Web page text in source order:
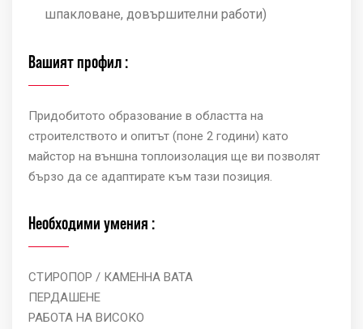
шпакловане, довършителни работи)
Вашият профил :
Придобитото образование в областта на
строителството и опитът (поне 2 години) като
майстор на външна топлоизолация ще ви позволят
бързо да се адаптирате към тази позиция.
Необходими умения :
СТИРОПОР / КАМЕННА ВАТА
ПЕРДАШЕНЕ
РАБОТА НА ВИСОКО